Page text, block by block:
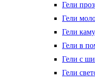
Гели
Гели
Гели
Гели в
Гели с
Гели